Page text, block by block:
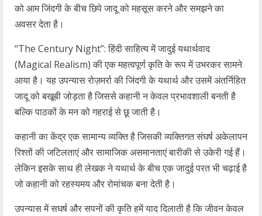
को आम जिंदगी के बीच छिपे जादू को महसूस करने और समझने का
अवसर देता है।
“The Century Night”: हिंदी साहित्य में जादुई यथार्थवाद
(Magical Realism) की एक महत्वपूर्ण कृति के रूप में उभरकर सामने
आया है। यह उपन्यास रोज़मर्रा की जिंदगी के यथार्थ और उसमें अंतर्निहित
जादू को बखूबी जोड़ता है जिससे कहानी न केवल प्रभावशाली बनती है
बल्कि पाठकों के मन को गहराई से छू जाती है।
कहानी का केंद्र एक सामान्य व्यक्ति है जिसकी व्यक्तिगत संघर्ष अकेलापन
रिश्तों की जटिलताएं और सामाजिक असमानताएं बारीकी से उकेरी गई हैं।
लेकिन इसके साथ ही लेखक ने यथार्थ के बीच एक जादुई परत भी चढ़ाई है
जो कहानी को रहस्यमय और रोमांचक बना देती है।
उपन्यास में सघर्ष और सपनों की कृति हमें याद दिलाती है कि जीवन केवल